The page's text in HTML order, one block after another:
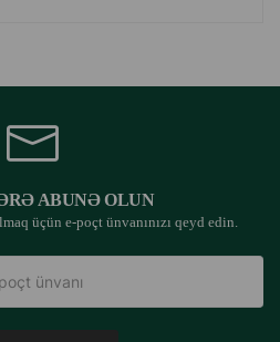
ABUNƏ OLUN
üçün e-poçt ünvanınızı qeyd edin.